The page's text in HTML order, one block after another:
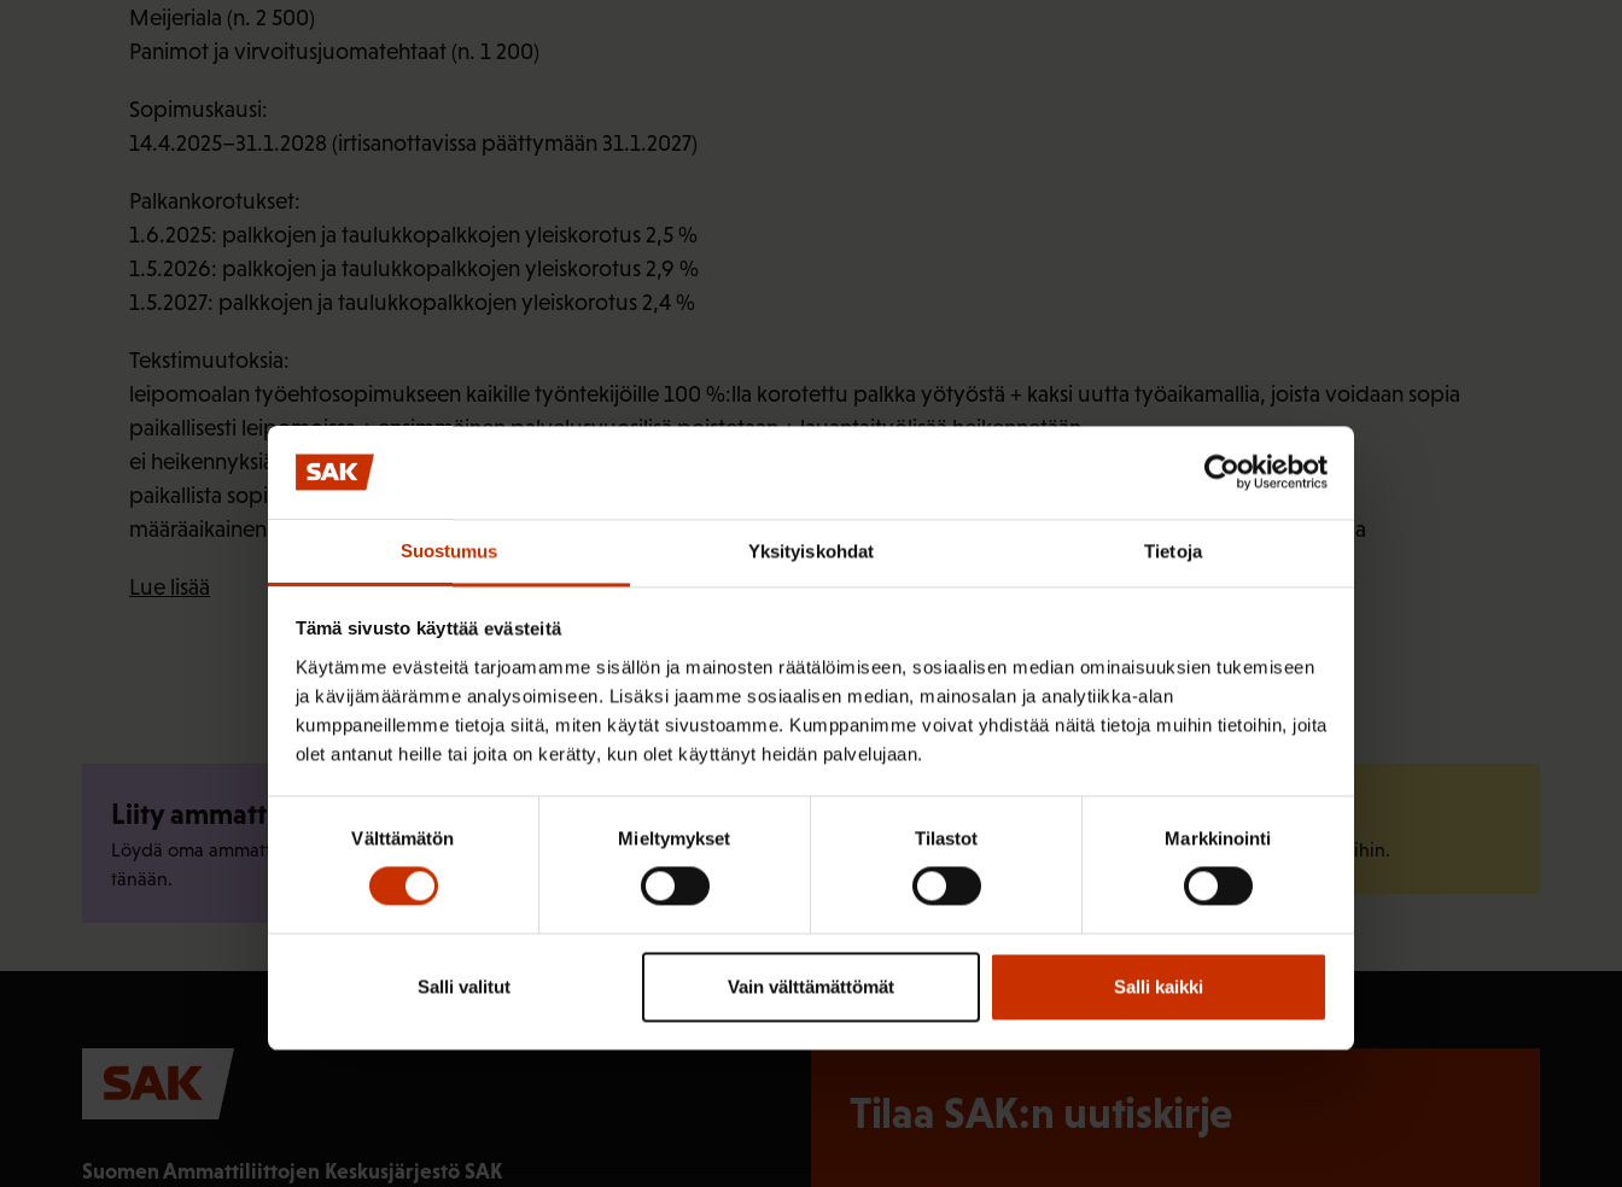
Suostumus Yksityiskohdat Tietoja
Tämä sivusto käyttää evästeitä
Käytämme evästeitä tarjoamamme sisällön ja mainosten räätälöimiseen, sosiaalisen median ominaisuuksien tukemiseen
ja kävijämäärämme analysoimiseen. Lisäksi jaamme sosiaalisen median, mainosalan ja analytiikka-alan
kumppaneillemme tietoja siitä, miten käytät sivustoamme. Kumppanimme voivat yhdistää näitä tietoja muihin tietoihin, joita
olet antanut heille tai joita on kerätty, kun olet käyttänyt heidän palvelujaan.
Välttämätön Mieltymykset Tilastot Markkinointi
Vain välttämättömät
Salli valitut Salli kaikki
Meijeriala (n. 2 500)
Panimot ja virvoitusjuomatehtaat (n. 1 200)
Sopimuskausi:
14.4.2025–31.1.2028 (irtisanottavissa päättymään 31.1.2027)
Palkankorotukset:
1.6.2025: palkkojen ja taulukkopalkkojen yleiskorotus 2,5 %
1.5.2026: palkkojen ja taulukkopalkkojen yleiskorotus 2,9 %
1.5.2027: palkkojen ja taulukkopalkkojen yleiskorotus 2,4 %
Tekstimuutoksia:
leipomoalan työehtosopimukseen kaikille työntekijöille 100 %:lla korotettu palkka yötyöstä + kaksi uutta työaikamallia, joista voidaan sopia
paikallisesti leipomoissa + ensimmäinen palvelusvuosilisä poistetaan + lauantaityölisää heikennetään
ei heikennyksiä muiden sopimusalojen työehtosopimuksiin
paikallista sopimista, paikallista palkkaerää ja työaikakokeilua koskeva työryhmä
määräaikainen työssäoppimisen malli, jonka tarkoituksena on lisätä 16–20-vuotiaiden työssäoppimista elintarvikealan työpaikoilla
Lue lisää
Pikalinkit
Liity ammattiliittoon
Löydä oma ammattiliittosi ja liity jo
tänään.
Tilaa SAK:n uutiskirje. Tutustu työelämän pelisääntöihin.
Suomen Ammattiliittojen Keskusjärjestö SAK
Tilaa SAK:n uutiskirje